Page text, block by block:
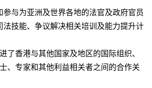
与为亚洲及世界各地的法官及政府官员
法技能、争议解决相关培训及能力提升计
了香港与其他国家及地区的国际组织、
、专家和其他利益相关者之间的合作关